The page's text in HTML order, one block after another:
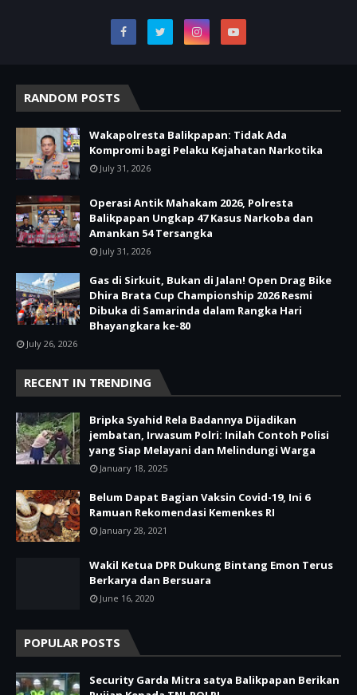
RANDOM POSTS
Wakapolresta Balikpapan: Tidak Ada
Kompromi bagi Pelaku Kejahatan Narkotika
July 31, 2026
Operasi Antik Mahakam 2026, Polresta
Balikpapan Ungkap 47 Kasus Narkoba dan
Amankan 54 Tersangka
July 31, 2026
Gas di Sirkuit, Bukan di Jalan! Open Drag Bike
Dhira Brata Cup Championship 2026 Resmi
Dibuka di Samarinda dalam Rangka Hari
Bhayangkara ke-80
July 26, 2026
RECENT IN TRENDING
Bripka Syahid Rela Badannya Dijadikan
jembatan, Irwasum Polri: Inilah Contoh Polisi
yang Siap Melayani dan Melindungi Warga
January 18, 2025
Belum Dapat Bagian Vaksin Covid-19, Ini 6
Ramuan Rekomendasi Kemenkes RI
January 28, 2021
Wakil Ketua DPR Dukung Bintang Emon Terus
Berkarya dan Bersuara
June 16, 2020
POPULAR POSTS
Security Garda Mitra satya Balikpapan Berikan